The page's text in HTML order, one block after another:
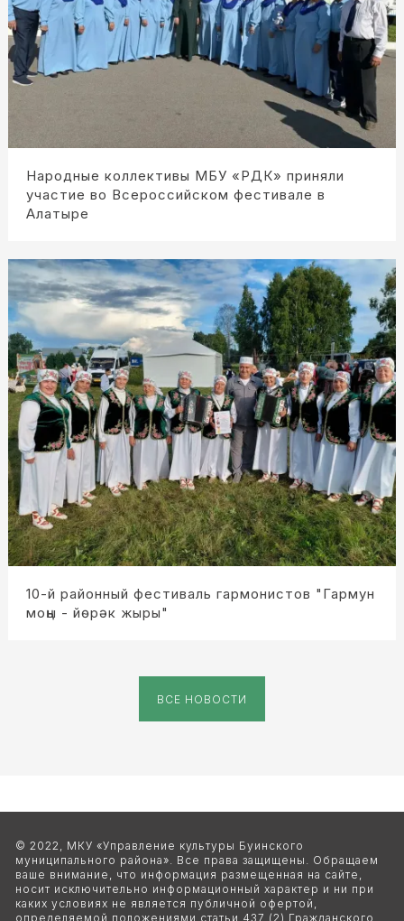
Народные коллективы МБУ «РДК» приняли
участие во Всероссийском фестивале в
Алатыре
10-й районный фестиваль гармонистов "Гармун
моңы - йөрәк жыры"
ВСЕ НОВОСТИ
© 2022, МКУ «Управление культуры Буинского
муниципального района». Все права защищены. Обращаем
ваше внимание, что информация размещенная на сайте,
носит исключительно информационный характер и ни при
каких условиях не является публичной офертой,
определяемой положениями статьи 437 (2) Гражданского